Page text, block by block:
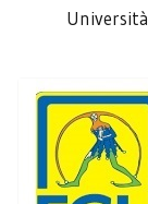
Università